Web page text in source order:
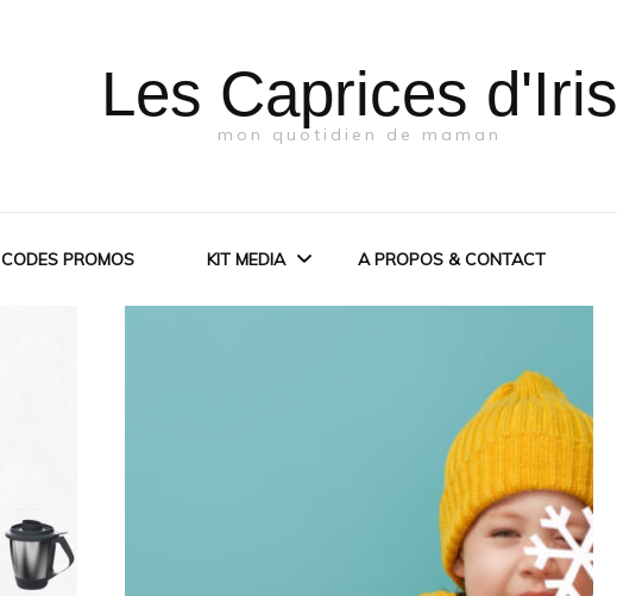
Les Caprices d'Iris
mon quotidien de maman
CODES PROMOS KIT MEDIA A PROPOS & CONTACT